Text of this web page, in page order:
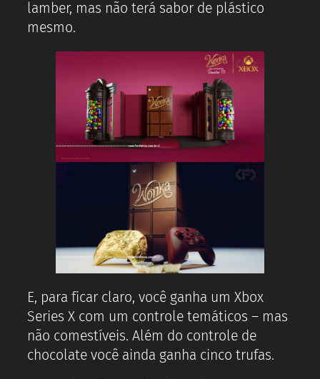
lamber, mas não terá sabor de plástico
mesmo.
E, para ficar claro, você ganha um Xbox
Series X com um controle temáticos – mas
não comestíveis. Além do controle de
chocolate você ainda ganha cinco trufas.